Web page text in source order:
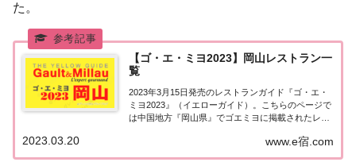
た。
【ゴ・エ・ミヨ2023】岡山レストラン一
覧
2023年3月15日発売のレストランガイド『ゴ・エ・
ミヨ2023』（イエローガイド）。こちらのページで
は中国地方『岡山県』でゴエミヨに掲載されたレス
2023『岡山県』中国地方「岡山エリア」で「ゴ・
エ・ミヨ2023」に掲載されたお店は8軒。...
www.e宿.com
2023.03.20